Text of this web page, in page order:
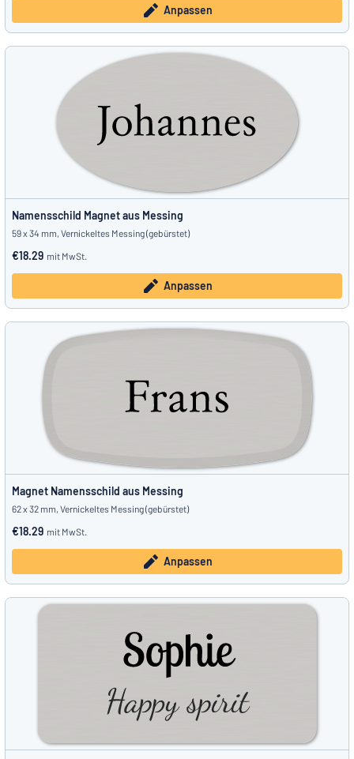
Anpassen
Namensschild Magnet aus Messing
59 x 34 mm, Vernickeltes Messing (gebürstet)
€18.29 mit MwSt.
Anpassen
Magnet Namensschild aus Messing
62 x 32 mm, Vernickeltes Messing (gebürstet)
€18.29 mit MwSt.
Anpassen